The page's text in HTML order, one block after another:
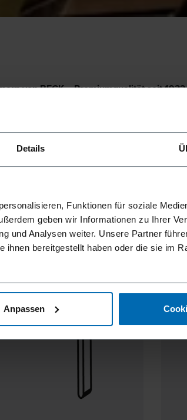
Details
Funktionen für soziale
geben wir Informationen zu Ihrer
und Analysen weiter. Unsere Partner
bereitgestellt haben oder die sie im
Anpassen
von BECK – Premiumqualität seit 1932
bietet BECK eines der
für die
,Hog-Ringen
in der Industrie und im Bau. Die